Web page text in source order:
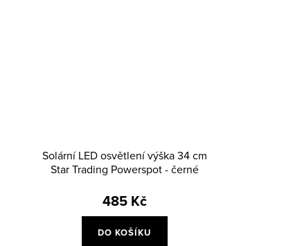
Solární LED osvětlení výška 34 cm
Star Trading Powerspot - černé
485 Kč
DO KOŠÍKU